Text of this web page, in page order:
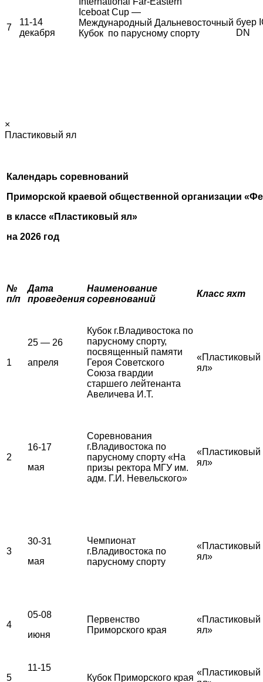
7
11-14
декабря
Iceboat Cup —
Международный Дальневосточный
Кубок по парусному спорту
буер
DN
×
Пластиковый ял
Календарь соревнований
Приморской краевой общественной организации
в классе «Пластиковый ял»
на 2026 год
№
п/п
Дата
проведения
Наименование
соревнований
Класс яхт
1
25 — 26
апреля
Кубок г.Владивостока по
парусному спорту,
посвященный памяти
Героя Советского
Союза гвардии
старшего лейтенанта
Авеличева И.Т.
«Пластиковый
ял»
2
16-17
мая
Соревнования
г.Владивостока по
парусному спорту «На
призы ректора МГУ им.
адм. Г.И. Невельского»
«Пластиковый
ял»
3
30-31
мая
Чемпионат
г.Владивостока по
парусному спорту
«Пластиковый
ял»
4
05-08
июня
Первенство
Приморского края
«Пластиковый
ял»
5
11-15
Кубок Приморского края
«Пластиковый